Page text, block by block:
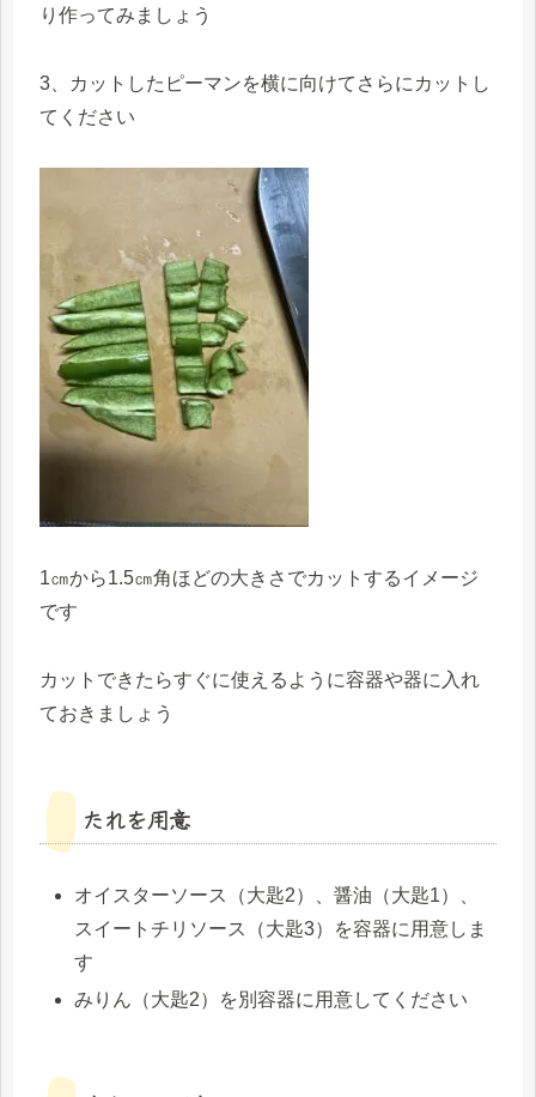
り作ってみましょう
3、カットしたピーマンを横に向けてさらにカットし
てください
1㎝から1.5㎝角ほどの大きさでカットするイメージ
です
カットできたらすぐに使えるように容器や器に入れ
ておきましょう
たれを用意
オイスターソース（大匙2）、醤油（大匙1）、
スイートチリソース（大匙3）を容器に用意しま
す
みりん（大匙2）を別容器に用意してください